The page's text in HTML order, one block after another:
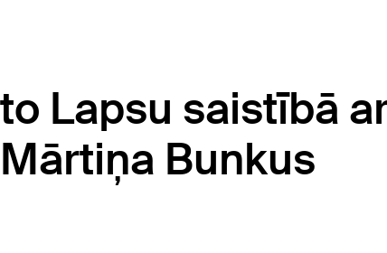
Lapsu saistībā
Bunkus